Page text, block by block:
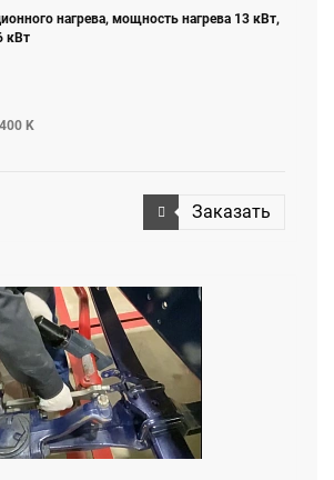
нагрева, мощность нагрева 13 кВт,
кВт
K
Заказать